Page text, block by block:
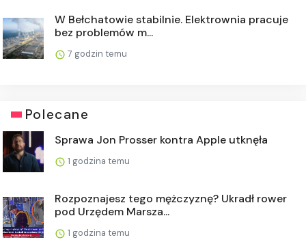
W Bełchatowie stabilnie. Elektrownia pracuje
bez problemów m...
7 godzin temu
Polecane
Sprawa Jon Prosser kontra Apple utknęła
1 godzina temu
Rozpoznajesz tego mężczyznę? Ukradł rower
pod Urzędem Marsza...
1 godzina temu